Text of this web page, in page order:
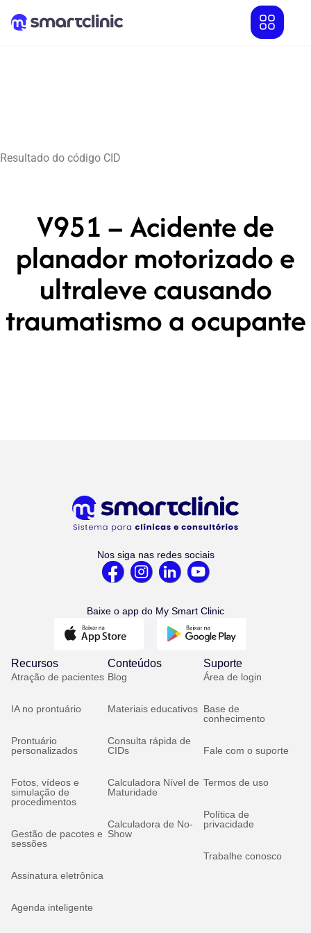
Resultado do código CID
V951 – Acidente de
planador motorizado e
ultraleve causando
traumatismo a ocupante
Nos siga nas redes sociais
Baixe o app do My Smart Clinic
Recursos
Atração de pacientes
IA no prontuário
Prontuário
personalizados
Fotos, vídeos e
simulação de
procedimentos
Gestão de pacotes e
sessões
Assinatura eletrônica
Agenda inteligente
Conteúdos
Blog
Materiais educativos
Consulta rápida de
CIDs
Calculadora Nível de
Maturidade
Calculadora de No-
Show
Suporte
Área de login
Base de
conhecimento
Fale com o suporte
Termos de uso
Política de
privacidade
Trabalhe conosco